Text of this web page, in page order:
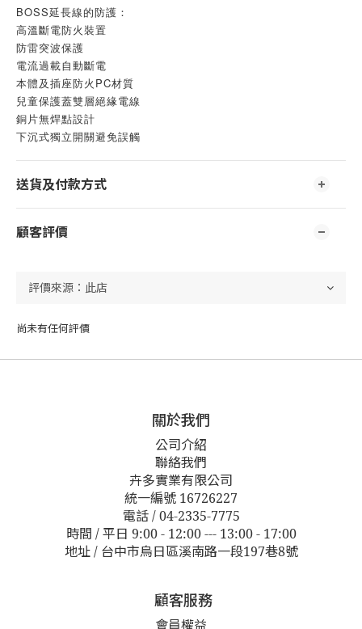
BOSS延長線的防護：
高溫斷電防火裝置
防雷突波保護
電流過載自動斷電
本體及插座防火PC材質
兒童保護蓋雙層絕緣電線
銅片無焊點設計
下沉式獨立開關避免誤觸
送貨及付款方式
顧客評價
尚未有任何評價
關於我們
公司介紹
聯絡我們
卉多實業有限公司
統一編號 16726227
電話 / 04-2335-7775
時間 / 平日 9:00 - 12:00 --- 13:00 - 17:00
地址 / 台中市烏日區溪南路一段197巷8號
顧客服務
會員權益